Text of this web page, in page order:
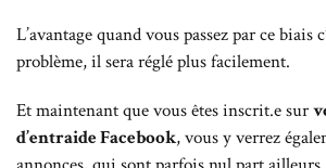
L’avantage quand vous passez par ce biais
problème, il sera réglé plus facilement.
Et maintenant que vous êtes inscrit.e sur
d’entraide Facebook, vous y verrez